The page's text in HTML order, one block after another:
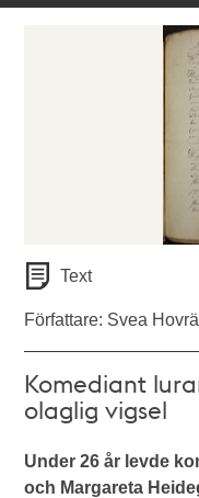
Text
Författare: Svea
Komediant
olaglig vigsel
Under 26 år levde
och Margareta